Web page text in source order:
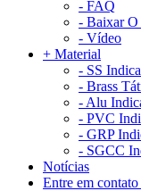
- FAQ
- Baixar O
- Vídeo
+ Material
- SS
- Brass
- Alu
- PVC
- GRP
- SGCC
Notícias
Entre em